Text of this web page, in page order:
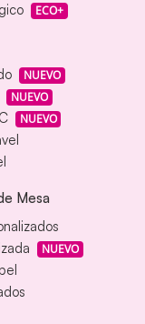
ECO+
NUEVO
NUEVO
NUEVO
Mesa
NUEVO